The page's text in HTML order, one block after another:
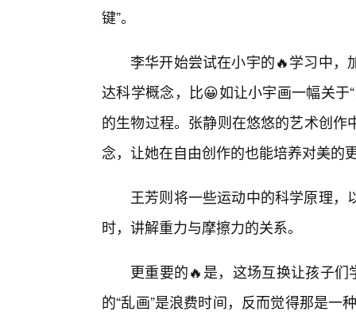
键”。
李华开始尝试在小宇的🔥学习中，
达科学概念，比😀如让小宇画一幅关
的生物过程。张静则在悠悠的艺术创
念，让她在自由创作的也能培养对美的
王芳则将一些运动中的科学原理
时，讲解重力与摩擦力的关系。
更重要的🔥是，这场互换让孩子们
的“乱画”是浪费时间，反而觉得那是一